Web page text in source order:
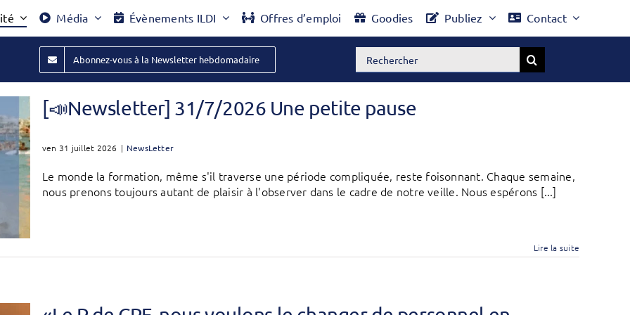
Média Évènements ILDI Offres d’emploi Goodies Publiez Contact
Abonnez-vous à la Newsletter hebdomadaire Rechercher:
[📣Newsletter] 31/7/2026 Une petite pause
ven 31 juillet 2026 | NewsLetter
Le monde la formation, même s'il traverse une période compliquée, reste foisonnant. Chaque semaine,
nous prenons toujours autant de plaisir à l'observer dans le cadre de notre veille. Nous espérons [...]
Lire la suite